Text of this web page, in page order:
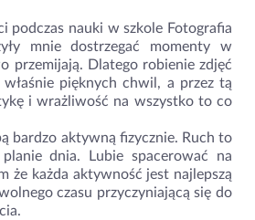
podczas nauki w szkole Fotografia
mnie dostrzegać momenty w
przemijają. Dlatego robienie zdjęć
pięknych chwil, a przez tą
i wrażliwość na wszystko to co
bardzo aktywną fizycznie. Ruch to
dnia. Lubie spacerować na
że każda aktywność jest najlepszą
czasu przyczyniającą się do